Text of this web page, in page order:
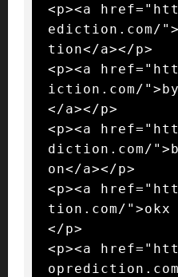
<p><a
ediction.com/
tion</a></p>
<p><a
iction.com/
</a></p>
<p><a
diction.com/
on</a></p>
<p><a
tion.com/
</p>
<p><a